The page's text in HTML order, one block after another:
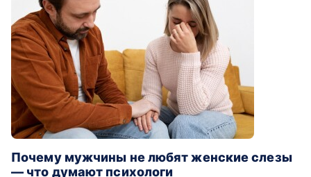
Почему мужчины не любят женские слезы
— что думают психологи